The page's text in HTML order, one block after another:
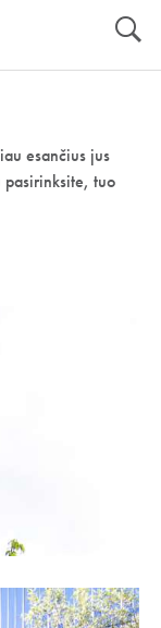
esančius jus
tuo